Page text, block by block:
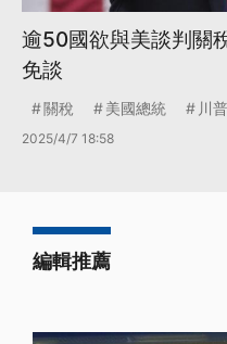
逾50國欲與美談判關
免談
關稅 美國總統 川普
2025/4/7 18:58
編輯推薦